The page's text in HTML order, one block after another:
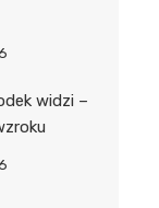
widzi –